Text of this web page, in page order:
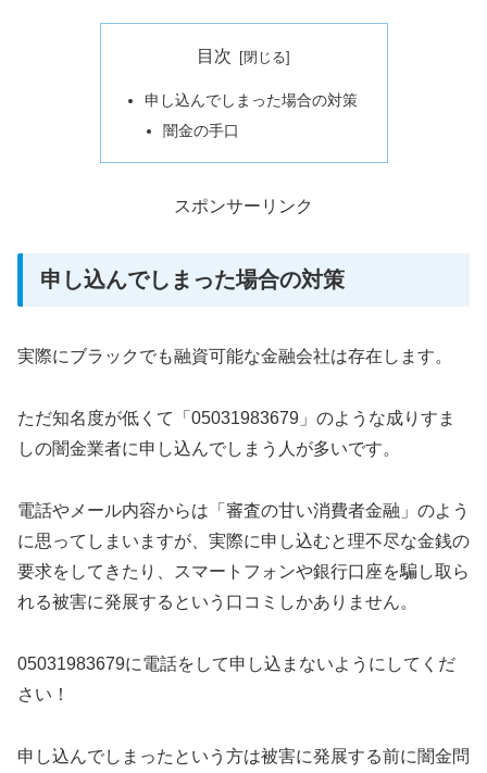
目次
申し込んでしまった場合の対策
闇金の手口
スポンサーリンク
申し込んでしまった場合の対策
実際にブラックでも融資可能な金融会社は存在します。
ただ知名度が低くて「05031983679」のような成りすま
しの闇金業者に申し込んでしまう人が多いです。
電話やメール内容からは「審査の甘い消費者金融」のよう
に思ってしまいますが、実際に申し込むと理不尽な金銭の
要求をしてきたり、スマートフォンや銀行口座を騙し取ら
れる被害に発展するという口コミしかありません。
05031983679に電話をして申し込まないようにしてくだ
さい！
申し込んでしまったという方は被害に発展する前に闇金問